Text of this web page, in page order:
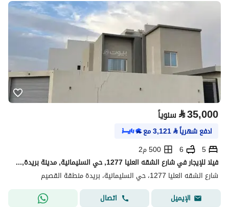
⃁35,000 سنوياً
ادفع شهرياً⃁
3,121مع
5
6
500 م2
فيلا للإيجار في شارع الشقه العليا 1277, حي السليمانية, مدينة بريدة, منطقة القصيم
شارع الشقه العليا 1277، حي السليمانية، بريدة منطقة القصيم
الإيميل
اتصال